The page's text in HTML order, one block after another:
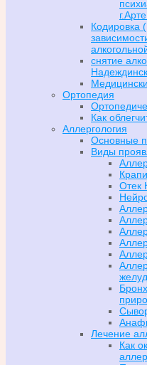
Кодировка
снятие
Ортопедия
Как
Аллергология
Основные
Виды
Отек
Лечение
Как